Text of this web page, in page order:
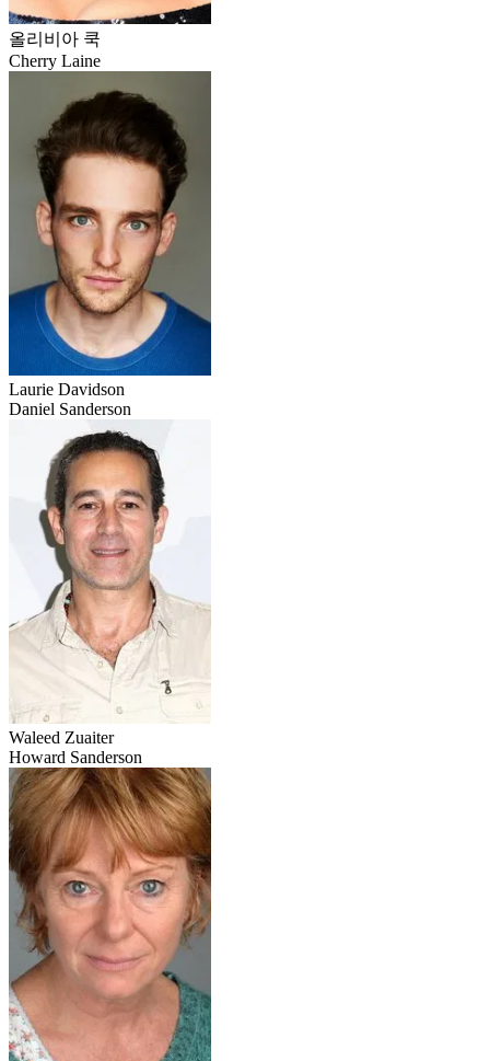
올리비아 쿡
Cherry Laine
Laurie Davidson
Daniel Sanderson
Waleed Zuaiter
Howard Sanderson